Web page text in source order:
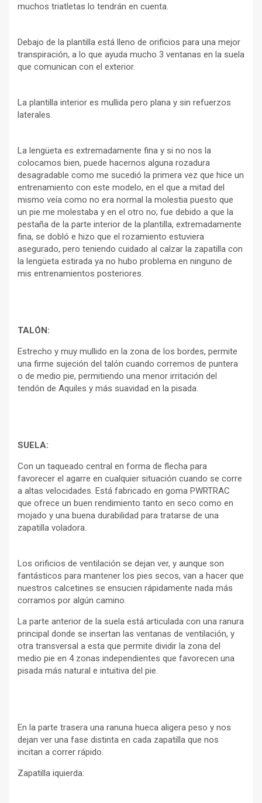
muchos triatletas lo tendrán en cuenta.
Debajo de la plantilla está lleno de orificios para una mejor
transpiración, a lo que ayuda mucho 3 ventanas en la suela
que comunican con el exterior.
La plantilla interior es mullida pero plana y sin refuerzos
laterales.
La lengüeta es extremadamente fina y si no nos la
colocamos bien, puede hacernos alguna rozadura
desagradable como me sucedió la primera vez que hice un
entrenamiento con este modelo, en el que a mitad del
mismo veía como no era normal la molestia puesto que
un pie me molestaba y en el otro no; fue debido a que la
pestaña de la parte interior de la plantilla, extremadamente
fina, se dobló e hizo que el rozamiento estuviera
asegurado, pero teniendo cuidado al calzar la zapatilla con
la lengüeta estirada ya no hubo problema en ninguno de
mis entrenamientos posteriores.
TALÓN:
Estrecho y muy mullido en la zona de los bordes, permite
una firme sujeción del talón cuando corremos de puntera
o de medio pie, permitiendo una menor irritación del
tendón de Aquiles y más suavidad en la pisada.
SUELA:
Con un taqueado central en forma de flecha para
favorecer el agarre en cualquier situación cuando se corre
a altas velocidades. Está fabricado en goma PWRTRAC
que ofrece un buen rendimiento tanto en seco como en
mojado y una buena durabilidad para tratarse de una
zapatilla voladora.
Los orificios de ventilación se dejan ver, y aunque son
fantásticos para mantener los pies secos, van a hacer que
nuestros calcetines se ensucien rápidamente nada más
corramos por algún camino.
La parte anterior de la suela está articulada con una ranura
principal donde se insertan las ventanas de ventilación, y
otra transversal a esta que permite dividir la zona del
medio pie en 4 zonas independientes que favorecen una
pisada más natural e intuitiva del pie.
En la parte trasera una ranuna hueca aligera peso y nos
dejan ver una fase distinta en cada zapatilla que nos
incitan a correr rápido.
Zapatilla iquierda: